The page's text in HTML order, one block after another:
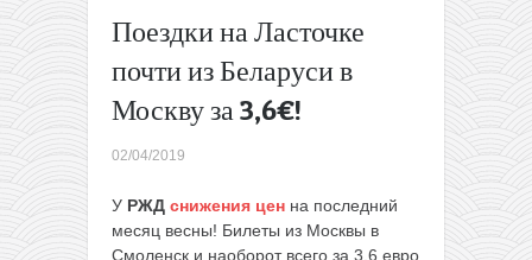
Поездки на Ласточке
почти из Беларуси в
Москву за 3,6€!
02/04/2019
У РЖД снижения цен на последний
месяц весны! Билеты из Москвы в
Смоленск и наоборот всего за 3,6 евро
Балтии